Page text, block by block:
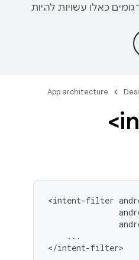
כאלו עשויות להיות
App architecture
<intent-filter
...
</intent-filter>